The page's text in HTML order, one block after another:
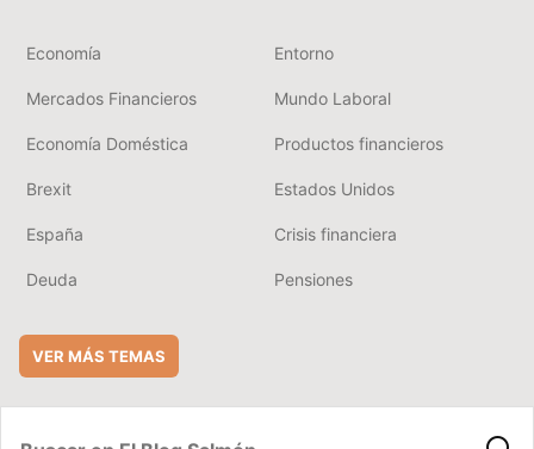
Economía Entorno
Mercados Financieros Mundo Laboral
Economía Doméstica Productos financieros
Brexit Estados Unidos
España Crisis financiera
Deuda Pensiones
VER MÁS TEMAS